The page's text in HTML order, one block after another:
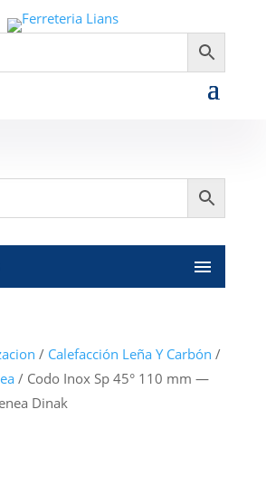
/ Calefacción Leña Y Carbón /
/ Codo Inox Sp 45° 110 mm —
Dinak